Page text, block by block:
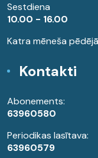
Sestdiena
10.00 - 16.00
Katra mēneša
Kontakti
Abonements:
63960580
Periodikas lasītava:
63960579